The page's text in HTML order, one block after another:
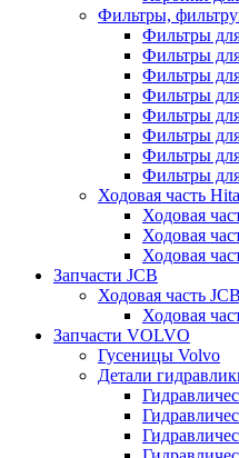
Фильтры,
Фильтры
Фильтры
Фильтры
Фильтры
Фильтры
Фильтры
Фильтры
Фильтры
Ходовая часть
Ходовая
Ходовая
Ходовая
Запчасти JCB
Ходовая часть JCB
Ходовая
Запчасти VOLVO
Гусеницы Volvo
Детали